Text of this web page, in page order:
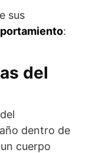
sus
:
del
dentro de
cuerpo